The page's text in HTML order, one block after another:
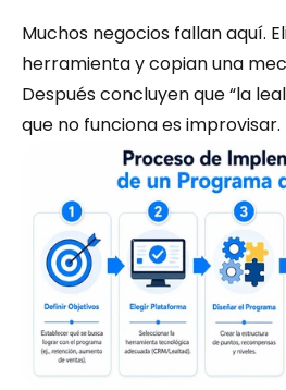
Muchos negocios fallan aquí.
herramienta y copian una
Después concluyen que “la
que no funciona es improvisar.